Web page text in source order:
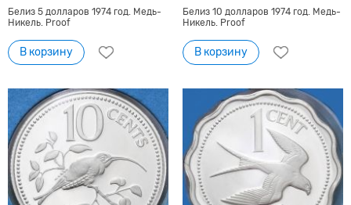
Белиз 5 долларов 1974 год. Медь-
Никель. Proof
В корзину
Белиз 10 долларов 1974 год. Медь-
Никель. Proof
В корзину